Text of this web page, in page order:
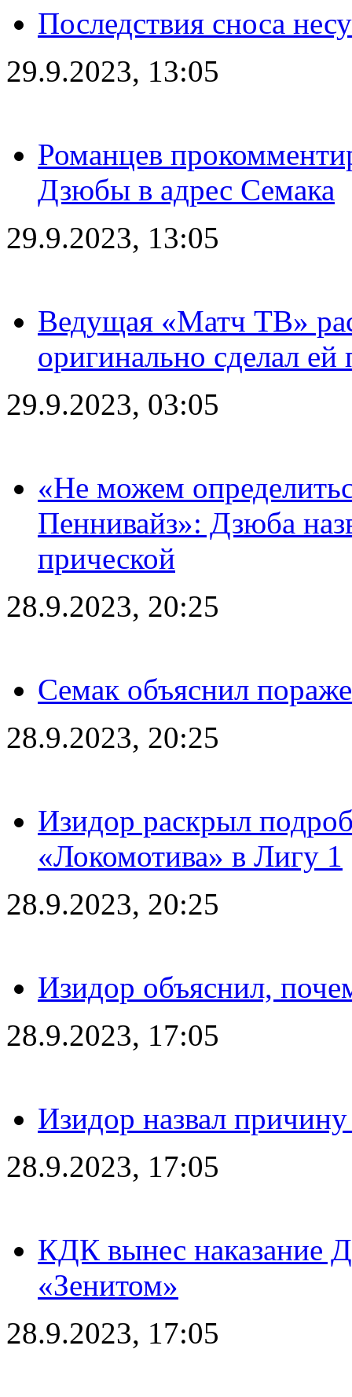
Последствия сноса
29.9.2023, 13:05
Романцев
Дзюбы в адрес Семака
29.9.2023, 13:05
Ведущая «Матч ТВ»
оригинально сделал ей
29.9.2023, 03:05
«Не можем
Пеннивайз»: Дзюба
прической
28.9.2023, 20:25
Семак объяснил
28.9.2023, 20:25
Изидор раскрыл
«Локомотива» в Лигу 1
28.9.2023, 20:25
Изидор объяснил,
28.9.2023, 17:05
Изидор назвал
28.9.2023, 17:05
КДК вынес наказание
«Зенитом»
28.9.2023, 17:05